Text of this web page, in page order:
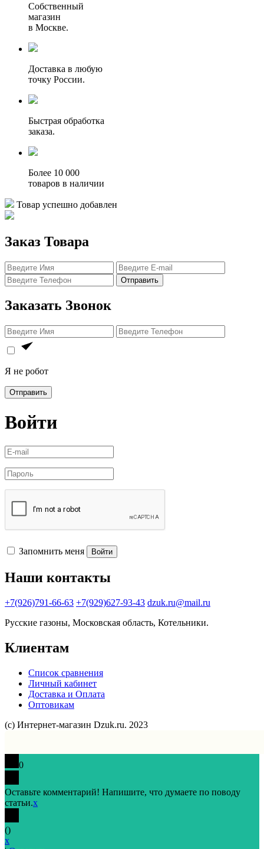
Собственный
магазин
в Москве.
Доставка в любую
точку России.
Быстрая обработка
заказа.
Более 10 000
товаров в наличии
Товар успешно добавлен
Заказ Товара
Отправить
Заказать Звонок
Я не робот
Отправить
Войти
Запомнить меня Войти
Наши контакты
+7(926)791-66-63 +7(929)627-93-43 dzuk.ru@mail.ru
Русские газоны, Московская область, Котельники.
Клиентам
Список сравнения
Личный кабинет
Доставка и Оплата
Оптовикам
(с) Интернет-магазин Dzuk.ru. 2023
0
Оставьте комментарий! Напишите, что думаете по поводу
статьи.x
()
x